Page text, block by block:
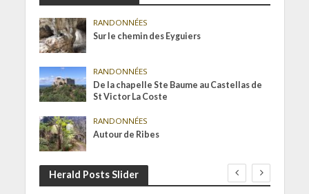
RANDONNÉES
Sur le chemin des Eyguiers
RANDONNÉES
De la chapelle Ste Baume au Castellas de
St Victor La Coste
RANDONNÉES
Autour de Ribes
Herald Posts Slider